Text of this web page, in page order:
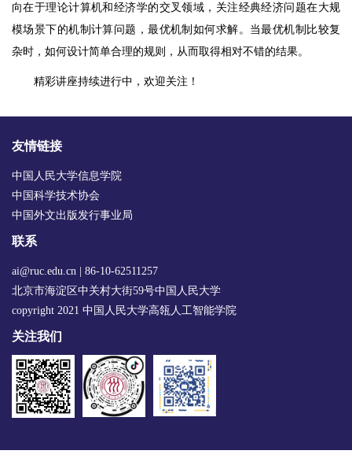
向在于理论计算机和经济学的交叉领域，关注经典经济问题在大规
模场景下的机制计算问题，最优机制如何求解。当最优机制比较复
杂时，如何设计简单合理的规则，从而取得相对不错的结果。
精彩讲座持续进行中，欢迎关注！
友情链接
中国人民大学信息学院
中国科学技术协会
中国外文出版发行事业局
联系
ai@ruc.edu.cn | 86-10-62511257
北京市海淀区中关村大街59号中国人民大学
copyright 2021 中国人民大学高瓴人工智能学院
关注我们